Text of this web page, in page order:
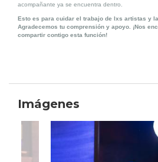
acompañante ya se encuentra dentro.
Esto es para cuidar el trabajo de lxs artistas y
Agradecemos tu comprensión y apoyo. ¡Nos
compartir contigo esta función!
Imágenes